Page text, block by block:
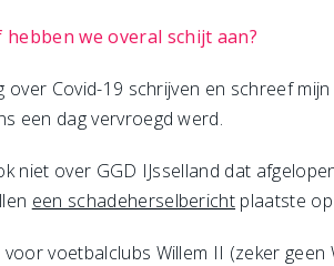
we overal schijt aan?
Covid-19 schrijven en schreef
een dag vervroegd werd.
niet over GGD IJsselland dat
een schadeherselbericht plaatste
voetbalclubs Willem II (zeker